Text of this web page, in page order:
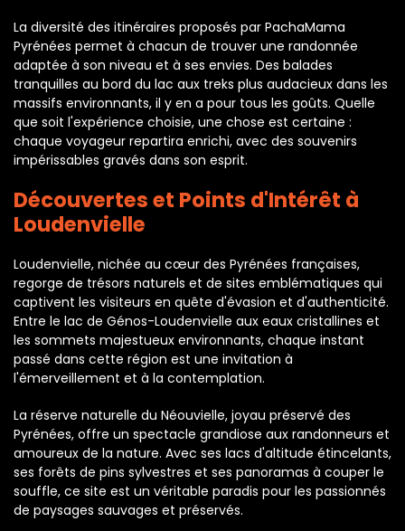
La diversité des itinéraires proposés par PachaMama
Pyrénées permet à chacun de trouver une randonnée
adaptée à son niveau et à ses envies. Des balades
tranquilles au bord du lac aux treks plus audacieux dans les
massifs environnants, il y en a pour tous les goûts. Quelle
que soit l'expérience choisie, une chose est certaine :
chaque voyageur repartira enrichi, avec des souvenirs
impérissables gravés dans son esprit.
Découvertes et Points d'Intérêt à
Loudenvielle
Loudenvielle, nichée au cœur des Pyrénées françaises,
regorge de trésors naturels et de sites emblématiques qui
captivent les visiteurs en quête d'évasion et d'authenticité.
Entre le lac de Génos-Loudenvielle aux eaux cristallines et
les sommets majestueux environnants, chaque instant
passé dans cette région est une invitation à
l'émerveillement et à la contemplation.
La réserve naturelle du Néouvielle, joyau préservé des
Pyrénées, offre un spectacle grandiose aux randonneurs et
amoureux de la nature. Avec ses lacs d'altitude étincelants,
ses forêts de pins sylvestres et ses panoramas à couper le
souffle, ce site est un véritable paradis pour les passionnés
de paysages sauvages et préservés.